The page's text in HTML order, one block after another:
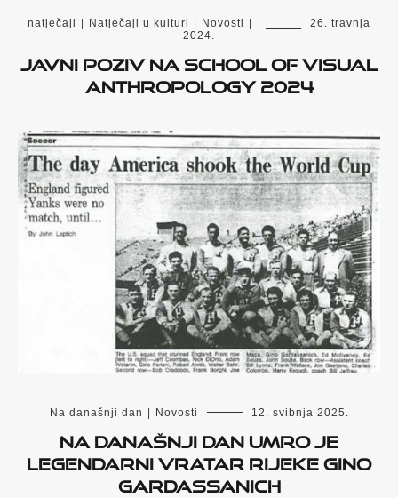
natječaji Natječaji u kulturi Novosti
26. travnja
2024.
Javni poziv na School of Visual
Anthropology 2024
Na današnji dan Novosti 12. svibnja 2025.
Na današnji dan umro je
legendarni vratar Rijeke Gino
Gardassanich